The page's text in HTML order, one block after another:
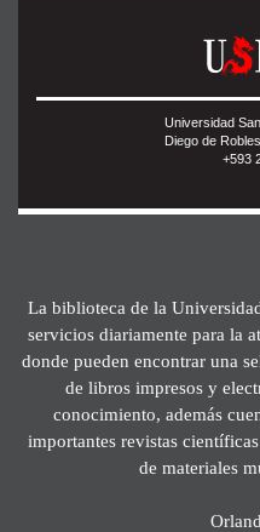
Universidad
Diego de
+593
La biblioteca de la
servicios diariamente para la
donde pueden encontrar una
de libros impresos y
conocimiento, además
importantes revistas
de materiales